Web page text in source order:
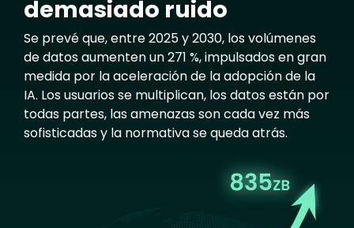
demasiado ruido
Se prevé que, entre 2025 y 2030, los volúmenes
de datos aumenten un 271 %, impulsados en gran
medida por la aceleración de la adopción de la
IA. Los usuarios se multiplican, los datos están por
todas partes, las amenazas son cada vez más
sofisticadas y la normativa se queda atrás.